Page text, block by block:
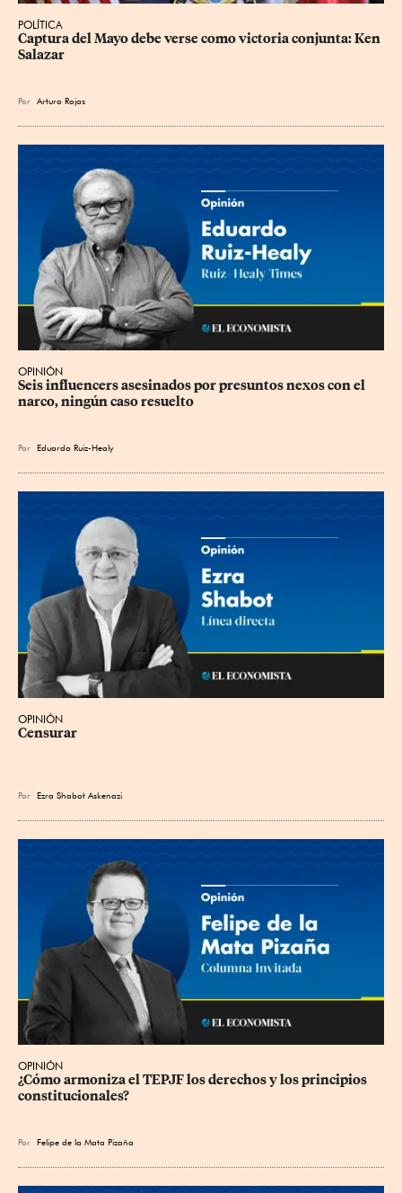
POLÍTICA
Captura del Mayo debe verse como victoria conjunta: Ken
Salazar
Por Arturo Rojas
OPINIÓN
Seis influencers asesinados por presuntos nexos con el
narco, ningún caso resuelto
Por Eduardo Ruiz-Healy
OPINIÓN
Censurar
Por Ezra Shabot Askenazi
OPINIÓN
¿Cómo armoniza el TEPJF los derechos y los principios
constitucionales?
Por Felipe de la Mata Pizaña